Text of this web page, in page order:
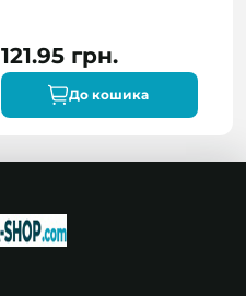
121.95 грн.
До кошика